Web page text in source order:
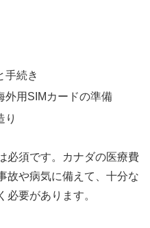
手続き
外用SIMカードの準備
り
必須です。カナダの医療費
故や病気に備えて、十分な
必要があります。